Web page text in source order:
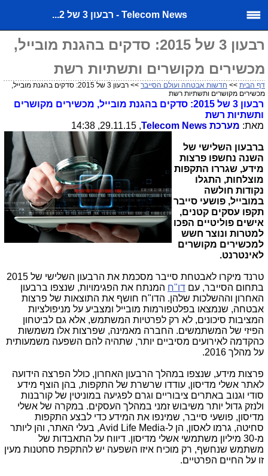
Telecom News - רבעון 3 של 2...
רבעון 3 של 2015: סדקים בהגנת מובייל,
מכשירים מקושרים ותשתיות רשת
דף הבית >> חדשות אבטחה ועולם הסייבר
>> רבעון 3 של 2015: סדקים בהגנת מובייל,
מכשירים מקושרים ותשתיות רשת
רבעון 3 של 2015: סדקים בהגנת מובייל, מכשירים מקושרים
ותשתיות רשת
מאת: מערכת Telecom News
, 29.11.15, 14:38
ברבעון השלישי של
השנה נחשפו פרצות
מידע, שגררו התקפות
מוצלחות, התגלו
נקודות חולשה
במובייל, פושעי סייבר
תקפו עסקים קטנים,
אישים פוליטיים הפכו
למטרות ונוצר חשש
למכשירים מקושרים
לאינטרנט.
טרנד מיקרו לאבטחת סייבר מסכמת את הרבעון השלישי של 2015
בתחום הסייבר, עם דו"ח המנתח את הפגימויות, שנצפו ברבעון
האחרון וההשלכות שלהן. הדו"ח חושף את התוצאות של פרצות
אבטחה, שנמצאו בפלטפורמות מובייל ומצביע על מניפולציות
המציבות סיכונים, לא רק לפרטיות המשתמש, אלא גם לביטחון
הפיזי של המשתמשים. החברה מאמינה, שפרצות אלו משמשות
כהקדמה לאירועים מסיביים יותר, שתהיה להם השפעה משמעותית
על מהלך 2016.
פרצות מידע, שנצפו במהלך הרבעון האחרון, כולל הפרצה הידועה
לאתר אשלי מדיסון, עודדו שרשרת של התקפות, בהן הוצף מידע
סודי וגנוב באתרים ציבוריים וגרם לפגיעה במוניטין של קורבנות
ולנזק גדול יותר משיבוש זמני במהלך העסקים. במקרה של אשלי
מדיסון, פושעי סייבר, שמינפו את המידע כדי לבצע התקפות
סחיטה, גרמו לאסון, הן ל-Avid Life Media, בעלי האתר, והן ליותר
מ-30 מיליון משתמשי אשלי מדיסון. דיווח על התאבדות של
משתמש שנחשף, רק מוכיח איזו השפעה יש להתקפת סחטנות מעין
זו על החיים הפרטיים.